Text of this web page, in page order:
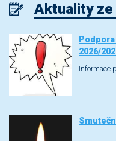
Aktuality ze
2026/
Informace